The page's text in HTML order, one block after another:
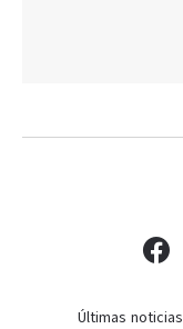
Últimas noticias